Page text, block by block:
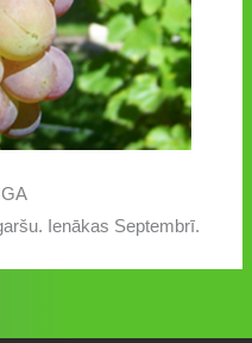
Ienākas Septembrī.